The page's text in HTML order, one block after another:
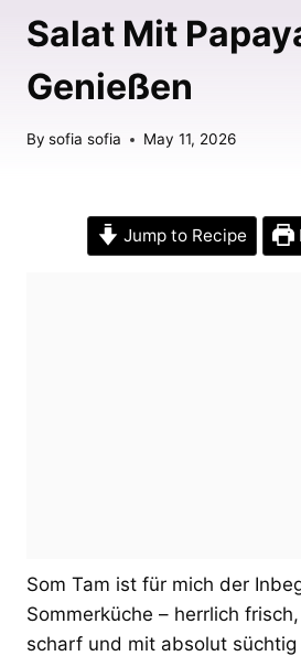
Salat Mit
Genießen
By sofia sofia May 11, 2026
Jump to Recipe
Som Tam ist für mich der
Sommerküche – herrlich
scharf und mit absolut